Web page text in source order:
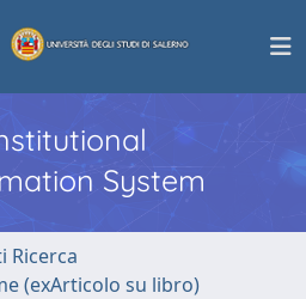
System
Ricerca
(exArticolo su libro)